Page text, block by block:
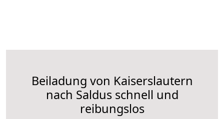
Beiladung von Kaiserslautern
nach Saldus schnell und
reibungslos